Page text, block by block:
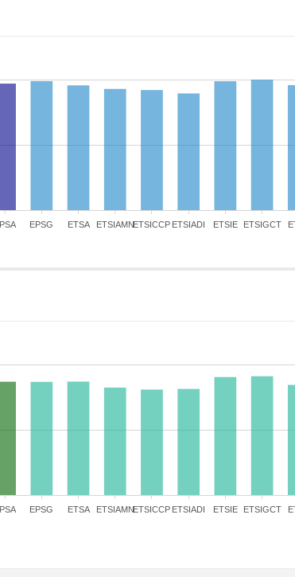
EPSG ETSA ETSIAMNETSICCP ETSIADI ETSIE ETSIGCT
EPSG ETSA ETSIAMNETSICCP ETSIADI ETSIE ETSIGCT